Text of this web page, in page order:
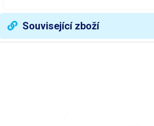
Související zboží